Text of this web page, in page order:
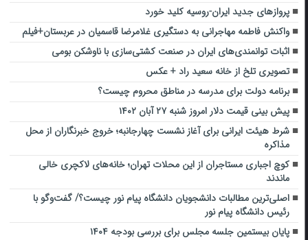
پروازهای جدید ایران-روسیه کلید خورد
واکنش فاطمه مهاجرانی به دستگیری غلامرضا قاسمیان در عربستان+فیلم
اثبات توانمندی‌های ایران در صنعت کشتی‌سازی با ناوشکن بومی
تصویری تلخ از خانه سعید راد + عکس
برنامه دولت برای مدرسه در مناطق محروم چیست؟
پیش بینی قیمت دلار امروز شنبه ۲۷ آبان ۱۴۰۲
شرط هیئت ایرانی برای آغاز نشست چهارجانبه؛ خروج خبرنگاران از محل
مذاکره
کوچ اجباری مستاجران از این محلات تهران؛ خانه‌های لاکچری خالی
ماندند
اصلی‌ترین مطالبات دانشجویان دانشگاه پیام نور چیست؟/ گفت‌وگو با
رئیس دانشگاه پیام نور
پایان بیستمین جلسه مجلس برای بررسی بودجه ۱۴۰۴